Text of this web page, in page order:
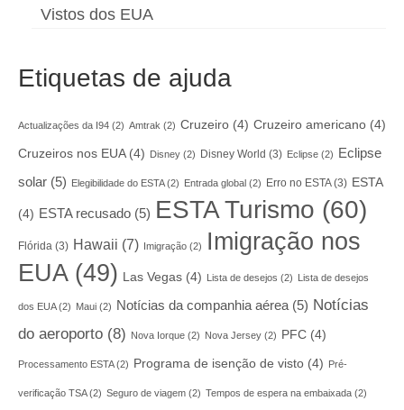
Vistos dos EUA
Etiquetas de ajuda
Actualizações da I94 (2) Amtrak (2) Cruzeiro (4) Cruzeiro americano (4)
Cruzeiros nos EUA(4) Disney (2) Disney World (3) Eclipse (2)
Eclipse
solar (5) Elegibilidade do ESTA(2) Entrada global (2) Erro no ESTA(3) ESTA
(4) ESTA recusado (5) ESTA Turismo (60)
Flórida (3) Hawaii (7) Imigração (2)
Imigração nos
EUA(49) Las Vegas (4) Lista de desejos (2) Lista de desejos
dos EUA(2) Maui (2) Notícias da companhia aérea(5) Notícias
do aeroporto (8) Nova Iorque (2) Nova Jersey (2) PFC (4)
Processamento ESTA(2) Programa de isenção de visto (4) Pré-
verificação TSA(2) Seguro de viagem (2) Tempos de espera na embaixada (2)